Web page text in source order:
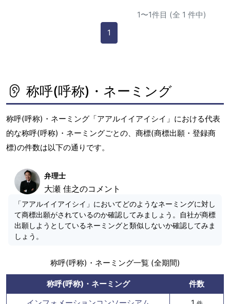
1〜1件目 (全 1 件中)
1
称呼(呼称)・ネーミング
称呼(呼称)・ネーミング「アアルイイアイシイ」における代表
的な称呼(呼称)・ネーミングごとの、商標(商標出願・登録商
標)の件数は以下の通りです。
弁理士
大瀬 佳之のコメント
「アアルイイアイシイ」においてどのようなネーミングに対し
て商標出願がされているのか確認してみましょう。自社が商標
出願しようとしているネーミングと類似しないか確認してみま
しょう。
称呼(呼称)・ネーミング一覧 (全期間)
称呼(呼称)・ネーミング
件数